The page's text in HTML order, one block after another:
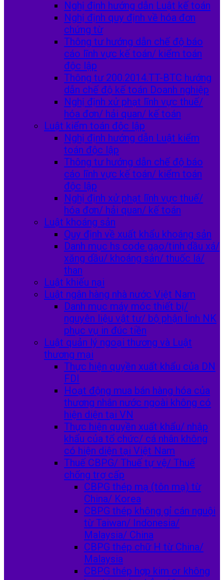
Nghị định hướng dẫn Luật kế toán
Nghị định quy định về hóa đơn
chứng từ
Thông tư hướng dẫn chế độ báo
cáo lĩnh vực kế toán/ kiểm toán
độc lập
Thông tư 200.2014.TT-BTC hướng
dẫn chế độ kế toán Doanh nghiệp
Nghị định xử phạt lĩnh vực thuế/
hóa đơn/ hải quan/ kế toán
Luật kiểm toán độc lập
Nghị định hướng dẫn Luật kiểm
toán độc lập
Thông tư hướng dẫn chế độ báo
cáo lĩnh vực kế toán/ kiểm toán
độc lập
Nghị định xử phạt lĩnh vực thuế/
hóa đơn/ hải quan/ kế toán
Luật khoáng sản
Quy định về xuất khẩu khoáng sản
Danh mục hs code gạo/tinh dầu xá/
xăng dầu/ khoáng sản/ thuốc lá/
than
Luật khiếu nại
Luật ngân hàng nhà nước Việt Nam
Danh mục máy móc thiết bị/
nguyên liệu vật tư/ bộ phận linh NK
phục vụ in đúc tiền
Luật quản lý ngoại thương và Luật
thương mại
Thực hiện quyền xuất khẩu của DN
FDI
Hoạt động mua bán hàng hóa của
thương nhân nước ngoài không có
hiện diện tại VN
Thực hiện quyền xuất khẩu/ nhập
khẩu của tổ chức/ cá nhân không
có hiện diện tại Việt Nam
Thuế CBPG/ Thuế tự vệ/ Thuế
chống trợ cấp
CBPG thép mạ (tôn mạ) từ
China/ Korea
CBPG thép không gỉ cán nguội
từ Taiwan/ Indonesia/
Malaysia/ China
CBPG thép chữ H từ China/
Malaysia
CBPG thép hợp kim or không